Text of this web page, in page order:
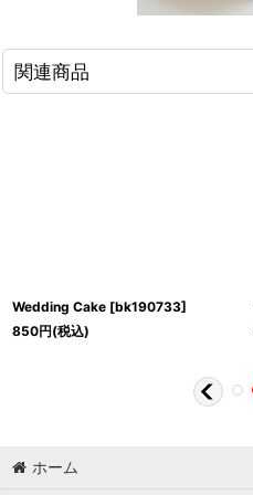
関連商品
Wedding Cake [bk190733]
850円(税込)
ホーム